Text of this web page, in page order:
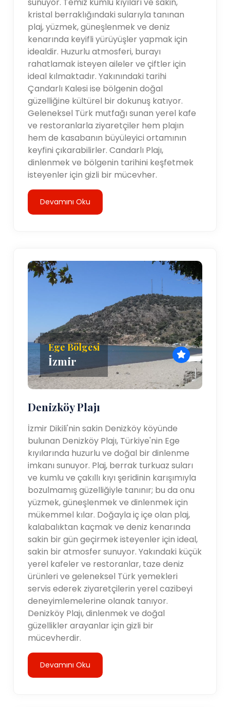
kristal berraklığındaki sularıyla tanınan
plaj, yüzmek, güneşlenmek ve deniz
kenarında keyifli yürüyüşler yapmak için
idealdir. Huzurlu atmosferi, burayı
rahatlamak isteyen aileler ve çiftler için
ideal kılmaktadır. Yakınındaki tarihi
Çandarlı Kalesi ise bölgenin doğal
güzelliğine kültürel bir dokunuş katıyor.
Geleneksel Türk mutfağı sunan yerel kafe
ve restoranlarla ziyaretçiler hem plajın
hem de kasabanın büyüleyici ortamının
keyfini çıkarabilirler. Candarlı Plajı,
dinlenmek ve bölgenin tarihini keşfetmek
isteyenler için gizli bir mücevher.
Devamını Oku
Ege Bölgesi
İzmir
Denizköy Plajı
İzmir Dikili'nin sakin Denizköy köyünde
bulunan Denizköy Plajı, Türkiye'nin Ege
kıyılarında huzurlu ve doğal bir dinlenme
imkanı sunuyor. Plaj, berrak turkuaz suları
ve kumlu ve çakıllı kıyı şeridinin karışımıyla
bozulmamış güzelliğiyle tanınır; bu da onu
yüzmek, güneşlenmek ve dinlenmek için
mükemmel kılar. Doğayla iç içe olan plaj,
kalabalıktan kaçmak ve deniz kenarında
sakin bir gün geçirmek isteyenler için ideal,
sakin bir atmosfer sunuyor. Yakındaki küçük
yerel kafeler ve restoranlar, taze deniz
ürünleri ve geleneksel Türk yemekleri
servis ederek ziyaretçilerin yerel cazibeyi
deneyimlemelerine olanak tanıyor.
Denizköy Plajı, dinlenmek ve doğal
güzellikler arayanlar için gizli bir
mücevherdir.
Devamını Oku